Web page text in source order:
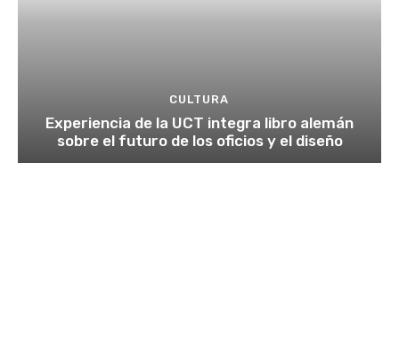
CULTURA
Experiencia de la UCT integra libro alemán
sobre el futuro de los oficios y el diseño